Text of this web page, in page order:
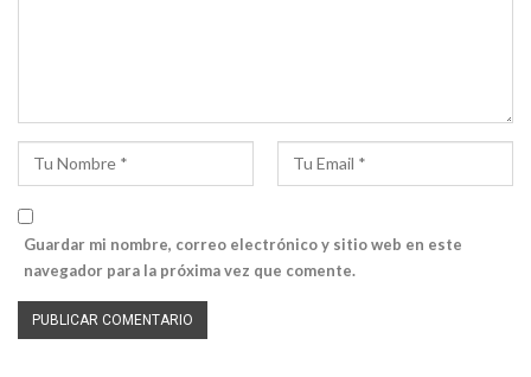
Guardar mi nombre, correo electrónico y sitio web en este
navegador para la próxima vez que comente.